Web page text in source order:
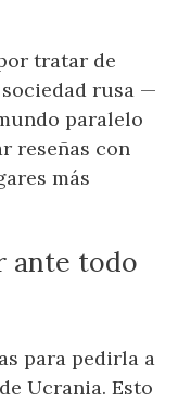
tratar de
rusa —
paralelo
reseñas con
más
ante todo
para pedirla a
Ucrania. Esto